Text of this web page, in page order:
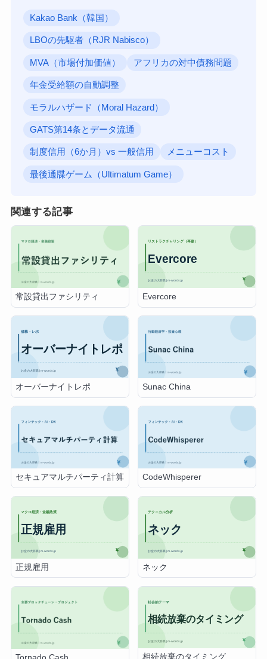
Kakao Bank（韓国）
LBOの先駆者（RJR Nabisco）
MVA（市場付加価値） アフリカの対中債務問題
年金受給額の自動調整
モラルハザード（Moral Hazard）
GATS第14条とデータ流通
制度信用（6か月）vs 一般信用 メニューコスト
最後通牒ゲーム（Ultimatum Game）
関連する記事
常設貸出ファシリティ Evercore
オーバーナイトレポ Sunac China
セキュアマルチパーティ計算 CodeWhisperer
正規雇用 ネック
相続放棄のタイミング